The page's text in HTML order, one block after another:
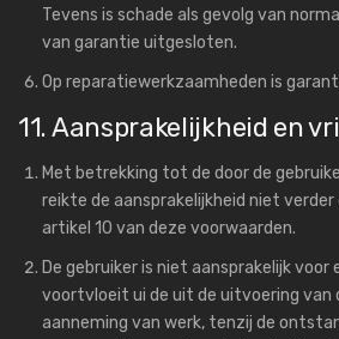
Tevens is schade als gevolg van
van garantie uitgesloten.
Op reparatiewerkzaamheden is
11. Aansprakelijkheid en
Met betrekking tot de door de
reikte de aansprakelijkheid niet verder
artikel 10 van deze voorwaarden.
De gebruiker is niet aansprakelijk voor
voortvloeit ui de uit de uitvoering
aanneming van werk, tenzij de